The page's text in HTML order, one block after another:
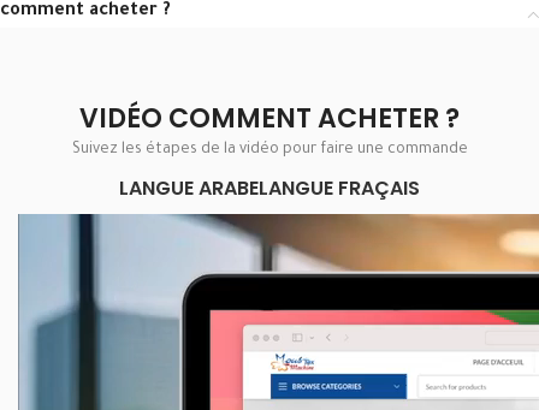
comment acheter ?
VIDÉO COMMENT ACHETER ?
Suivez les étapes de la vidéo pour faire une commande
LANGUE ARABELANGUE FRAÇAIS